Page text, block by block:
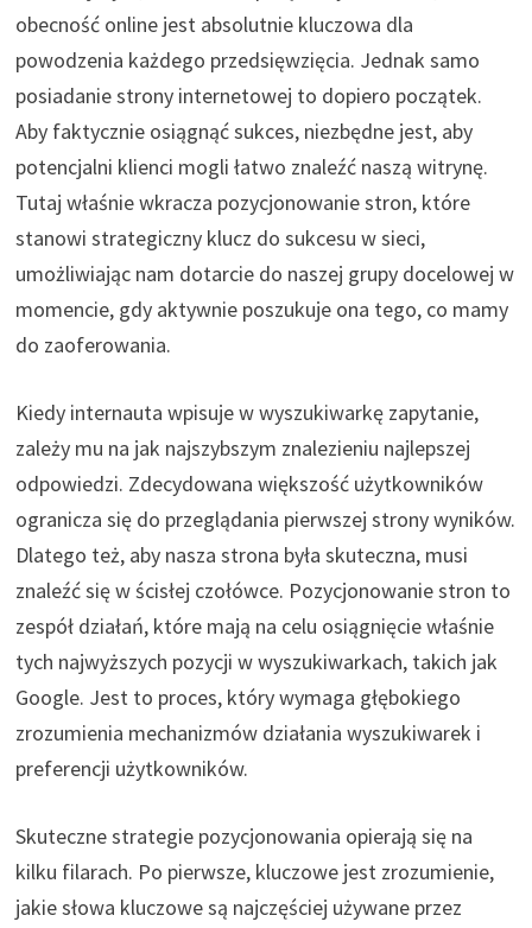
obecność online jest absolutnie kluczowa dla
powodzenia każdego przedsięwzięcia. Jednak samo
posiadanie strony internetowej to dopiero początek.
Aby faktycznie osiągnąć sukces, niezbędne jest, aby
potencjalni klienci mogli łatwo znaleźć naszą witrynę.
Tutaj właśnie wkracza pozycjonowanie stron, które
stanowi strategiczny klucz do sukcesu w sieci,
umożliwiając nam dotarcie do naszej grupy docelowej w
momencie, gdy aktywnie poszukuje ona tego, co mamy
do zaoferowania.
Kiedy internauta wpisuje w wyszukiwarkę zapytanie,
zależy mu na jak najszybszym znalezieniu najlepszej
odpowiedzi. Zdecydowana większość użytkowników
ogranicza się do przeglądania pierwszej strony wyników.
Dlatego też, aby nasza strona była skuteczna, musi
znaleźć się w ścisłej czołówce. Pozycjonowanie stron to
zespół działań, które mają na celu osiągnięcie właśnie
tych najwyższych pozycji w wyszukiwarkach, takich jak
Google. Jest to proces, który wymaga głębokiego
zrozumienia mechanizmów działania wyszukiwarek i
preferencji użytkowników.
Skuteczne strategie pozycjonowania opierają się na
kilku filarach. Po pierwsze, kluczowe jest zrozumienie,
jakie słowa kluczowe są najczęściej używane przez